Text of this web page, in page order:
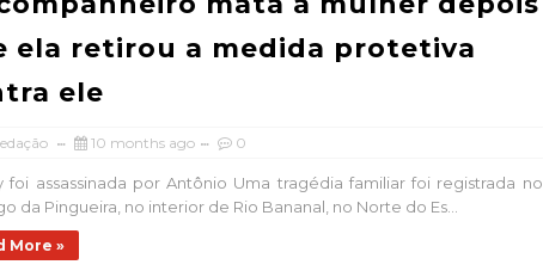
ela retirou a medida protetiva
ele
10 months ago 0
foi assassinada por Antônio Uma tragédia familiar foi registrada no
da Pingueira, no interior de Rio Bananal, no Norte do Es...
More »